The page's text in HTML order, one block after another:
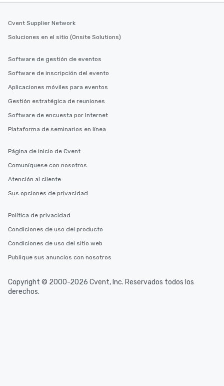
Cvent Supplier Network
Soluciones en el sitio (Onsite Solutions)
Software de gestión de eventos
Software de inscripción del evento
Aplicaciones móviles para eventos
Gestión estratégica de reuniones
Software de encuesta por Internet
Plataforma de seminarios en línea
Página de inicio de Cvent
Comuníquese con nosotros
Atención al cliente
Sus opciones de privacidad
Política de privacidad
Condiciones de uso del producto
Condiciones de uso del sitio web
Publique sus anuncios con nosotros
Copyright © 2000-2026 Cvent, Inc. Reservados todos los
derechos.